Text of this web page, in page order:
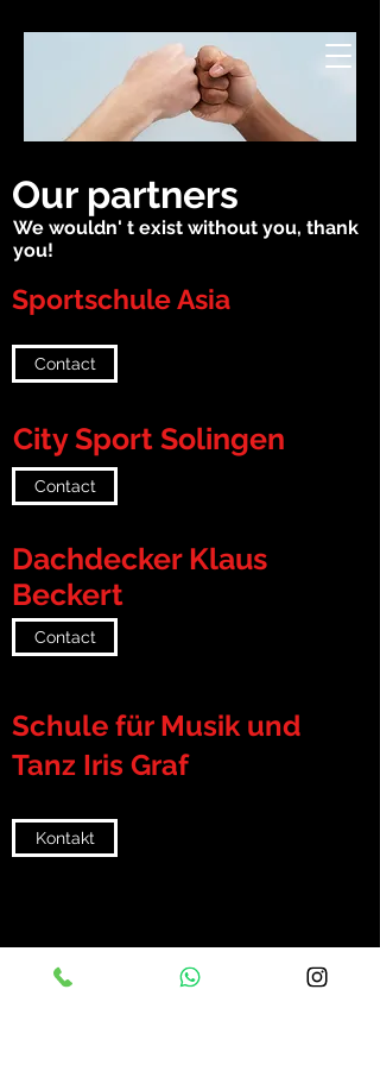
Our partners
We wouldn' t exist without you, thank
you!
Sportschule Asia
Contact
City Sport Solingen
Contact
Dachdecker Klaus
Beckert
Contact
Schule für Musik und
Tanz Iris Graf
Kontakt